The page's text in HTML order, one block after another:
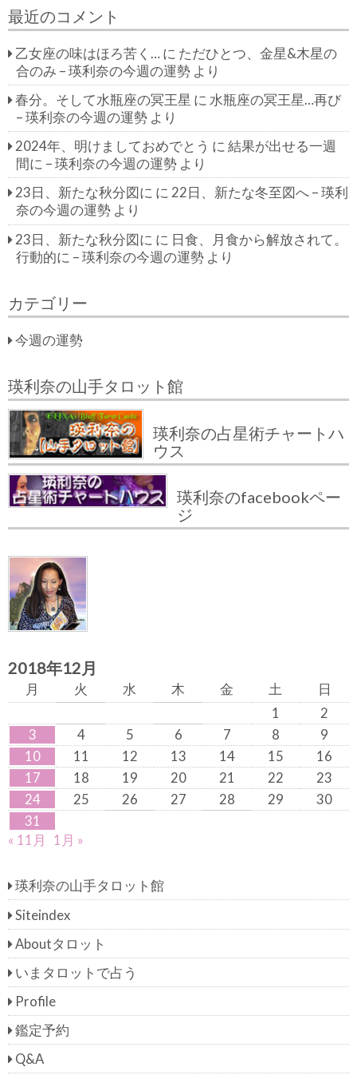
最近のコメント
乙女座の味はほろ苦く… に ただひとつ、金星&木星の
合のみ – 瑛利奈の今週の運勢より
春分。そして水瓶座の冥王星 に水瓶座の冥王星…再び
– 瑛利奈の今週の運勢より
2024年、明けましておめでとう に結果が出せる一週
間に – 瑛利奈の今週の運勢より
23日、新たな秋分図に に22日、新たな冬至図へ – 瑛利
奈の今週の運勢より
23日、新たな秋分図に に 日食、月食から解放されて。
行動的に – 瑛利奈の今週の運勢より
カテゴリー
今週の運勢
瑛利奈の山手タロット館
瑛利奈の占星術チャートハ
ウス
瑛利奈のfacebookペー
ジ
2018年12月
月 火 水 木 金 土
日
1
2
3
4 5 6 7 8
9
10
11 12 13 14 15
16
17
18 19 20 21 22
23
24
25 26 27 28 29
30
31
« 11月
1月 »
瑛利奈の山手タロット館
Siteindex
Aboutタロット
いまタロットで占う
Profile
鑑定予約
Q&A